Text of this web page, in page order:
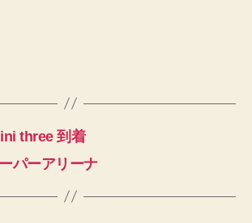
three 到着
パーアリーナ